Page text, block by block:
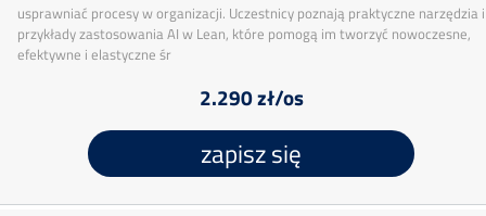
usprawniać procesy w organizacji. Uczestnicy poznają praktyczne narzędzia i
przykłady zastosowania AI w Lean, które pomogą im tworzyć nowoczesne,
efektywne i elastyczne śr
2.290 zł/os
zapisz się